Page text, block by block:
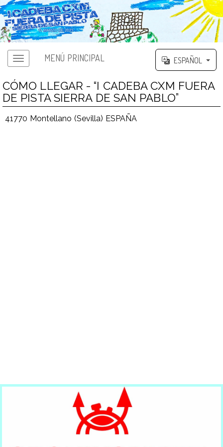
MENÚ PRINCIPAL ESPAÑOL
CÓMO LLEGAR - “I CADEBA CXM FUERA
DE PISTA SIERRA DE SAN PABLO”
41770 Montellano (Sevilla) ESPAÑA